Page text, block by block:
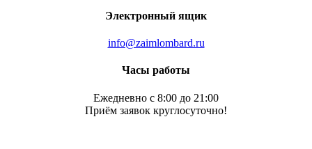
Электронный ящик
info@zaimlombard.ru
Часы работы
Ежедневно с 8:00 до 21:00
Приём заявок круглосуточно!